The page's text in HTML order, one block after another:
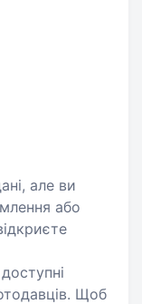
але ви
або
Щоб